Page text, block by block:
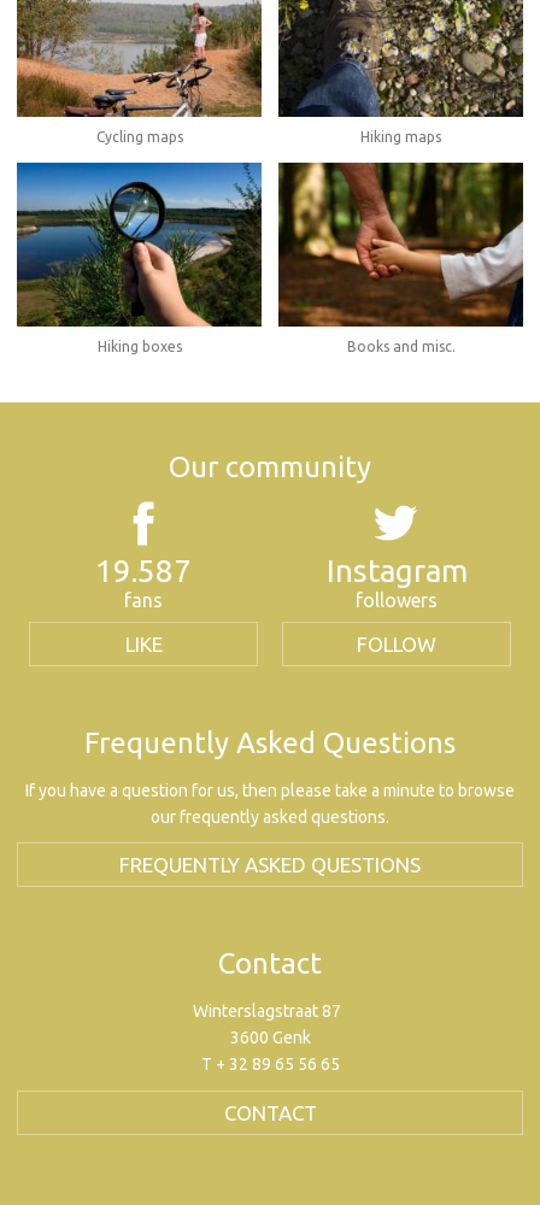
Cycling maps Hiking maps
Hiking boxes Books and misc.
Our community
19.587
fans
LIKE
Instagram
followers
FOLLOW
Frequently Asked Questions
If you have a question for us, then please take a minute to browse
our frequently asked questions.
FREQUENTLY ASKED QUESTIONS
Contact
Winterslagstraat 87
3600 Genk
T + 32 89 65 56 65
CONTACT